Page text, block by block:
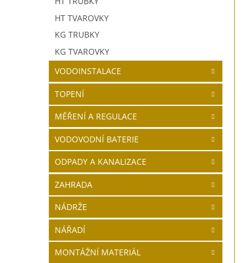
HT TVAROVKY
KG TRUBKY
KG TVAROVKY
VODOINSTALACE
TOPENÍ
MĚŘENÍ A REGULACE
VODOVODNÍ BATERIE
ODPADY A KANALIZACE
ZAHRADA
NÁDRŽE
NÁŘADÍ
MONTÁŽNÍ MATERIÁL